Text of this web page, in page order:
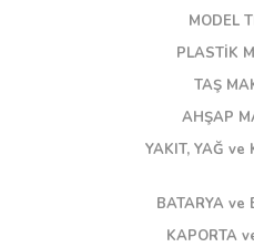
MODEL
PLASTİK
TAŞ
AHŞAP
YAKIT, YAĞ ve
BATARYA ve
KAPORTA